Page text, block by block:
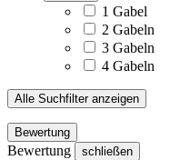
1 Gabel
2 Gabeln
3 Gabeln
4 Gabeln
Alle Suchfilter anzeigen
Bewertung
Bewertung schließen